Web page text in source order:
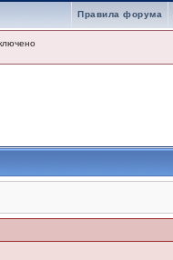
Правила форума